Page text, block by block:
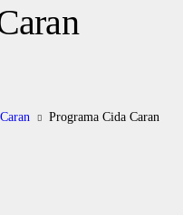
Programa Cida Caran